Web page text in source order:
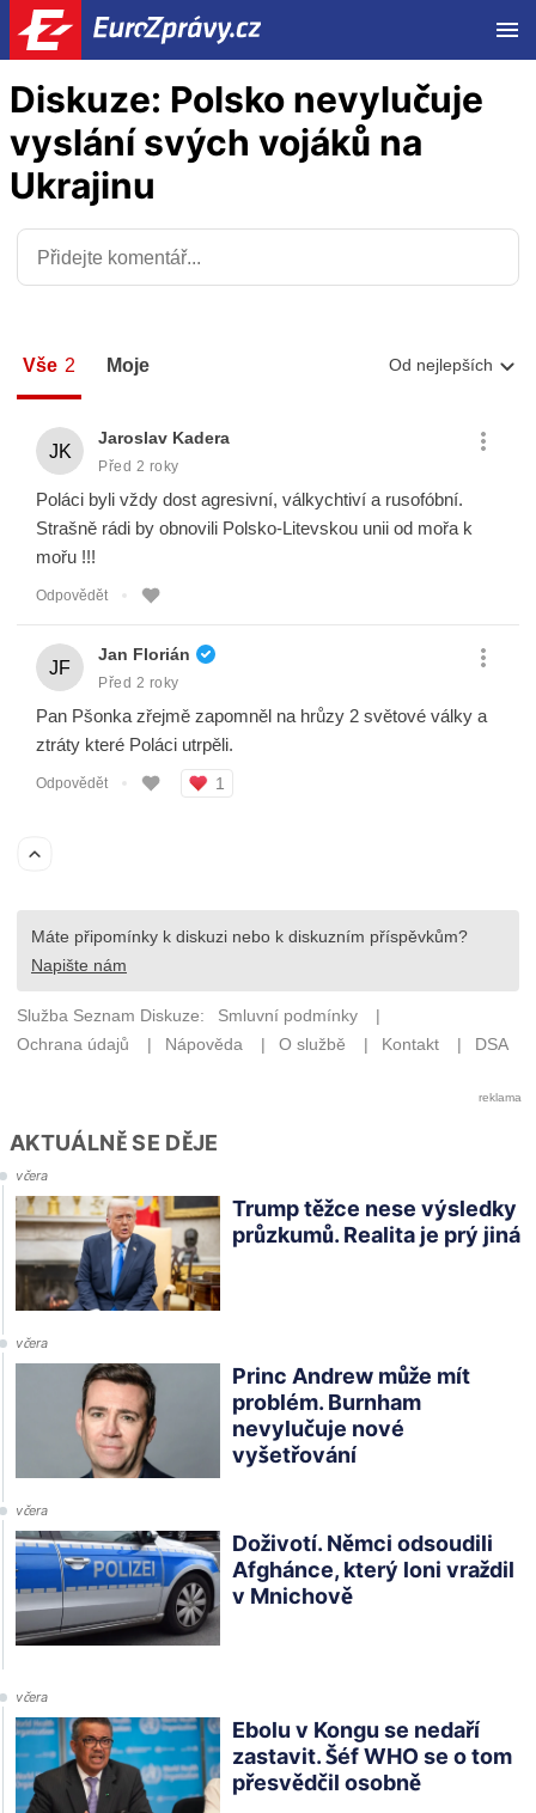
Diskuze: Polsko nevylučuje
vyslání svých vojáků na
Ukrajinu
AKTUÁLNĚ SE DĚJE
včera
Trump těžce nese výsledky
průzkumů. Realita je prý jiná
včera
Princ Andrew může mít
problém. Burnham
nevylučuje nové
vyšetřování
včera
Doživotí. Němci odsoudili
Afghánce, který loni vraždil
v Mnichově
včera
Ebolu v Kongu se nedaří
zastavit. Šéf WHO se o tom
přesvědčil osobně